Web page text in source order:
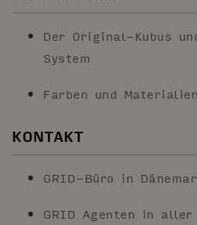
Der Original-Kubus
System
Farben und Materialien
KONTAKT
GRID-Büro in
GRID Agenten in aller